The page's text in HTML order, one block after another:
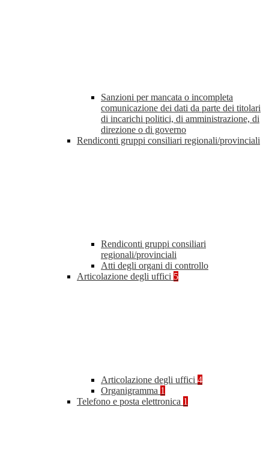
Sanzioni per mancata o incompleta
comunicazione dei dati da parte dei titolari
di incarichi politici, di amministrazione, di
direzione o di governo
Rendiconti gruppi consiliari regionali/provinciali
Rendiconti gruppi consiliari
regionali/provinciali
Atti degli organi di controllo
Articolazione degli uffici 5
Articolazione degli uffici 4
Organigramma 1
Telefono e posta elettronica 1